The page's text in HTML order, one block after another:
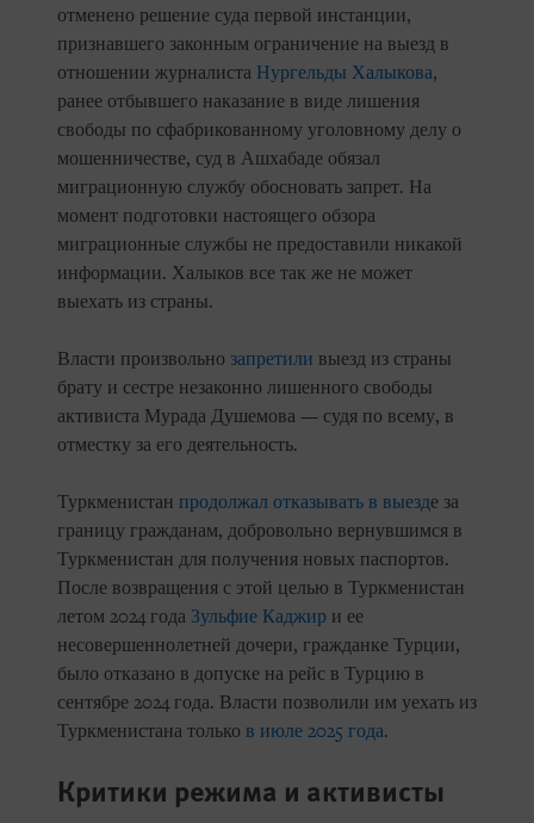
отменено решение суда первой инстанции,
признавшего законным ограничение на выезд в
отношении журналиста Нургельды Халыкова,
ранее отбывшего наказание в виде лишения
свободы по сфабрикованному уголовному делу о
мошенничестве, суд в Ашхабаде обязал
миграционную службу обосновать запрет. На
момент подготовки настоящего обзора
миграционные службы не предоставили никакой
информации. Халыков все так же не может
выехать из страны.
Власти произвольно запретили выезд из страны
брату и сестре незаконно лишенного свободы
активиста Мурада Душемова — судя по всему, в
отместку за его деятельность.
Туркменистан продолжал отказывать в выезде за
границу гражданам, добровольно вернувшимся в
Туркменистан для получения новых паспортов.
После возвращения с этой целью в Туркменистан
летом 2024 года Зульфие Каджир и ее
несовершеннолетней дочери, гражданке Турции,
было отказано в допуске на рейс в Турцию в
сентябре 2024 года. Власти позволили им уехать из
Туркменистана только в июле 2025 года.
Критики режима и активисты